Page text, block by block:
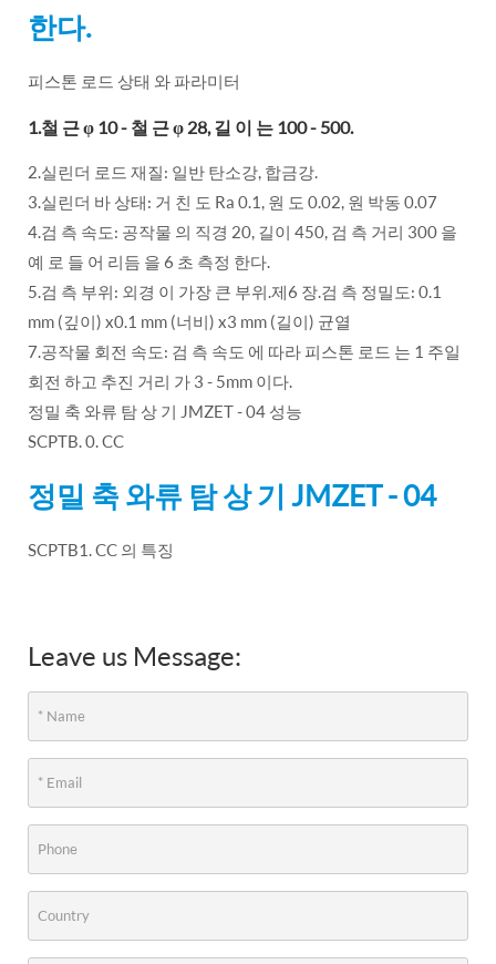
한다.
피스톤 로드 상태 와 파라미터
1.철 근 φ 10 - 철 근 φ 28, 길 이 는 100 - 500.
2.실린더 로드 재질: 일반 탄소강, 합금강.
3.실린더 바 상태: 거 친 도 Ra 0.1, 원 도 0.02, 원 박동 0.07
4.검 측 속도: 공작물 의 직경 20, 길이 450, 검 측 거리 300 을
예 로 들 어 리듬 을 6 초 측정 한다.
5.검 측 부위: 외경 이 가장 큰 부위.제6 장.검 측 정밀도: 0.1
mm (깊이) x0.1 mm (너비) x3 mm (길이) 균열
7.공작물 회전 속도: 검 측 속도 에 따라 피스톤 로드 는 1 주일
회전 하고 추진 거리 가 3 - 5mm 이다.
정밀 축 와류 탐 상 기 JMZET - 04 성능
SCPTB. 0. CC
정밀 축 와류 탐 상 기 JMZET - 04
SCPTB1. CC 의 특징
Leave us Message: